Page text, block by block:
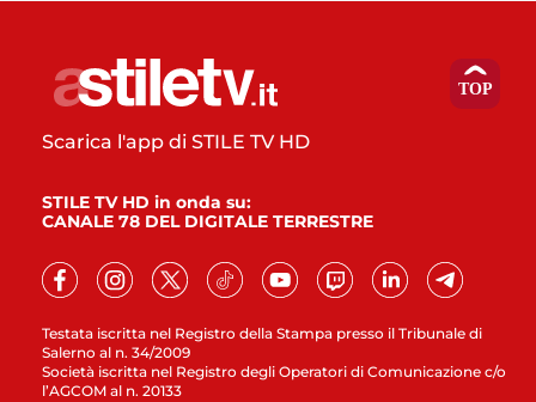
Testata iscritta nel Registro della Stampa presso il Tribunale di
Salerno al n. 34/2009
Società iscritta nel Registro degli Operatori di Comunicazione c/o
l’AGCOM al n. 20133
Scarica l'app di STILE TV HD
STILE TV HD in onda su:
CANALE 78 DEL DIGITALE TERRESTRE